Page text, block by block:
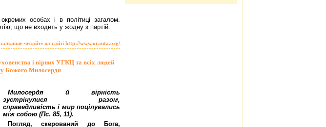
особах і в політиці загалом.
що не входить у жодну з партій.
читайте на сайті http://www.oranta.org/
і вірних УГКЦ та всіх людей
Божого Милосердя
Милосердя й вірність
зустрінулися разом,
справедливість і мир поцілувались
між собою (Пс. 85, 11).
Погляд, скерований до Бога,